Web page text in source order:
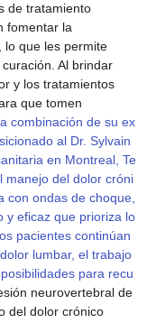
de tratamiento
fomentar la
lo que les permite
Al brindar
y los tratamientos
que tomen
combinación de su ex
al Dr. Sylvain
en Montreal, Te
manejo del dolor cróni
con ondas de choque,
y eficaz que prioriza lo
pacientes continúan
lumbar, el trabajo
para recu
neurovertebral de
del dolor crónico